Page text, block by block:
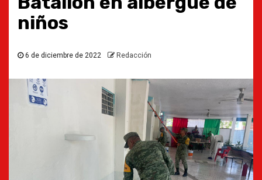
niños
6 de diciembre de 2022 Redacción